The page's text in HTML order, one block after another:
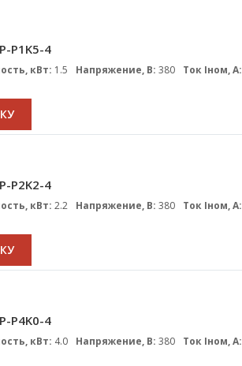
P1K5-4
кВт: 1.5 Напряжение, В: 380 Ток Iном, А:
P2K2-4
кВт: 2.2 Напряжение, В: 380 Ток Iном, А:
P4K0-4
кВт: 4.0 Напряжение, В: 380 Ток Iном, А: